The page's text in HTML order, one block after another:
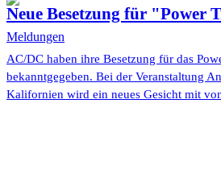
Neue Besetzung für
Meldungen
AC/DC haben ihre Besetzung für das
bekanntgegeben. Bei der Veranstaltung
Kalifornien wird ein neues Gesicht mit